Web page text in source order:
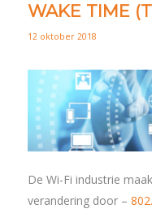
WAKE TIME
12 oktober 2018
De Wi-Fi industrie
verandering door –